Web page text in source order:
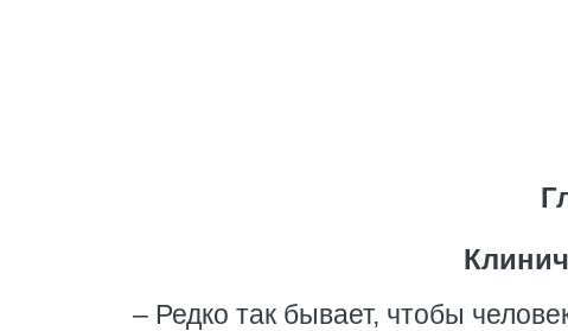
– Редко так бывает, чтобы